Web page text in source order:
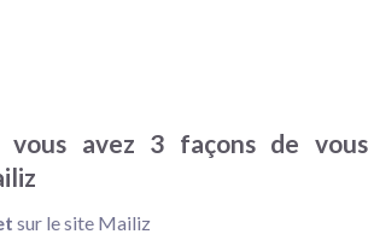
vous avez 3 façons de vous
sur le site Mailiz